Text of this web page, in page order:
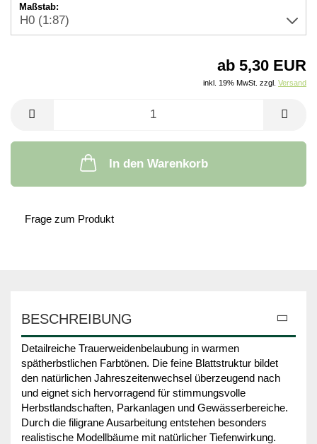
Maßstab:
ab 5,30 EUR
inkl. 19% MwSt. zzgl. Versand
In den Warenkorb
Frage zum Produkt
BESCHREIBUNG
Detailreiche Trauerweidenbelaubung in warmen
spätherbstlichen Farbtönen. Die feine Blattstruktur bildet
den natürlichen Jahreszeitenwechsel überzeugend nach
und eignet sich hervorragend für stimmungsvolle
Herbstlandschaften, Parkanlagen und Gewässerbereiche.
Durch die filigrane Ausarbeitung entstehen besonders
realistische Modellbäume mit natürlicher Tiefenwirkung.